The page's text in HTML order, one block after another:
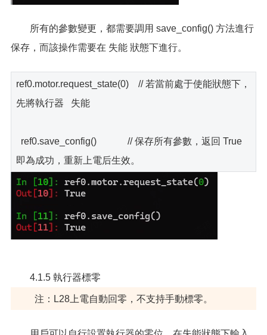
所有的參數變更，都需要調用 save_config() 方法進行
保存，而該操作需要在 失能 狀態下進行。
ref0.motor.request_state(0) // 若當前處于使能狀態下，
先將執行器 失能
ref0.save_config() // 保存所有參數，返回 True
即為成功，重新上電后生效。
4.1.5 執行器標零
注：L28上電自動回零，不支持手動標零。